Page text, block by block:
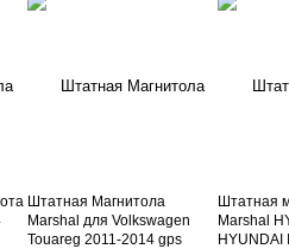
Штатная Магнитола
Marshal для Volkswagen
Touareg 2011-2014 gps
Штатная
Marshal
HYUNDAI